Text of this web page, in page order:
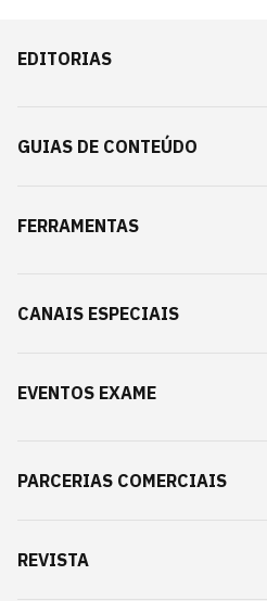
EDITORIAS
GUIAS DE CONTEÚDO
FERRAMENTAS
CANAIS ESPECIAIS
EVENTOS EXAME
PARCERIAS COMERCIAIS
REVISTA